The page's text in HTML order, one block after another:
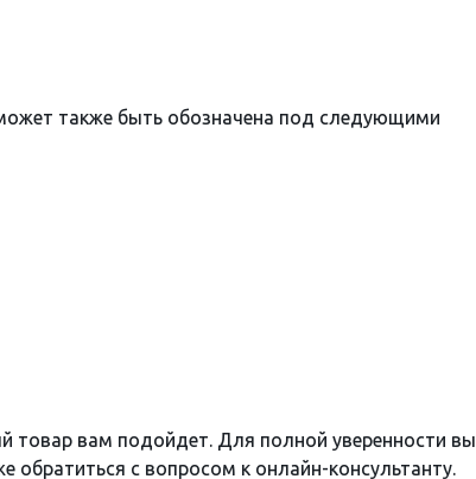
также быть обозначена под следующими
товар вам подойдет. Для полной уверенности вы
с вопросом к онлайн-консультанту.